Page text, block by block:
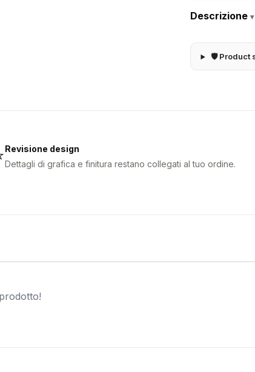
Descrizione▾
🛡 Product
Revisione design
Dettagli di grafica e finitura restano collegati al tuo ordine.